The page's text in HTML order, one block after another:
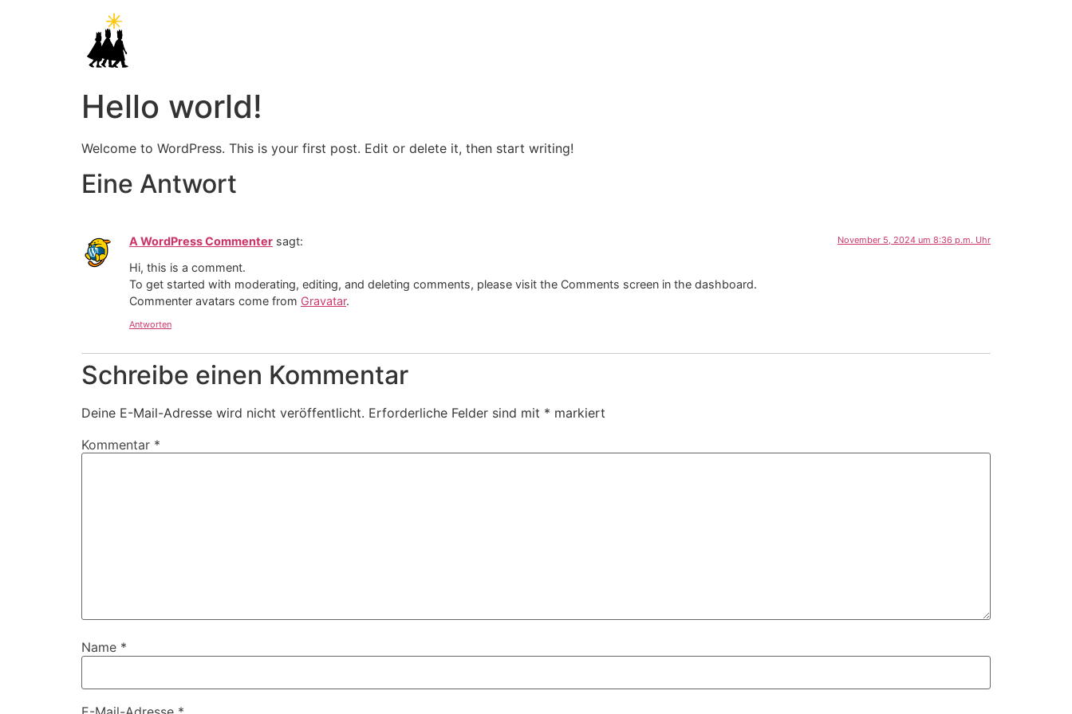
Hello world!
Welcome to WordPress. This is your first post. Edit or delete it, then start writing!
Eine Antwort
A WordPress Commenter sagt: November 5, 2024 um 8:36 p.m. Uhr
Hi, this is a comment.
To get started with moderating, editing, and deleting comments, please visit the Comments screen in the dashboard.
Commenter avatars come from Gravatar.
Antworten
Schreibe einen Kommentar
Deine E-Mail-Adresse wird nicht veröffentlicht. Erforderliche Felder sind mit * markiert
Kommentar *
Name *